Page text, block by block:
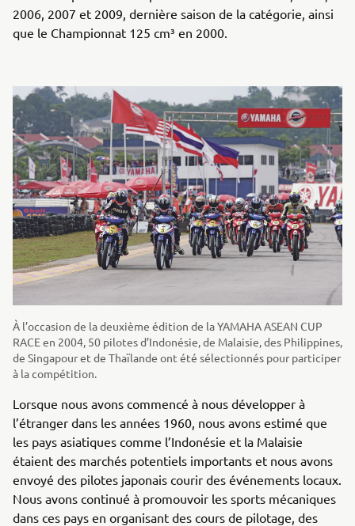
2006, 2007 et 2009, dernière saison de la catégorie, ainsi
que le Championnat 125 cm³ en 2000.
À l’occasion de la deuxième édition de la YAMAHA ASEAN CUP
RACE en 2004, 50 pilotes d’Indonésie, de Malaisie, des Philippines,
de Singapour et de Thaïlande ont été sélectionnés pour participer
à la compétition.
Lorsque nous avons commencé à nous développer à
l’étranger dans les années 1960, nous avons estimé que
les pays asiatiques comme l’Indonésie et la Malaisie
étaient des marchés potentiels importants et nous avons
envoyé des pilotes japonais courir des événements locaux.
Nous avons continué à promouvoir les sports mécaniques
dans ces pays en organisant des cours de pilotage, des